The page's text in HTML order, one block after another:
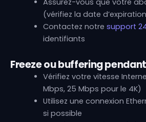
(vérifiez la date
Contactez notre support
identifiants
Freeze ou buffering
Vérifiez votre vitesse
Mbps, 25 Mbps pour le 4K)
Utilisez une connexion
si possible